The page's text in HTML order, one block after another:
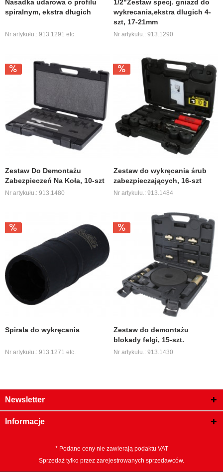
Nasadka udarowa o profilu
spiralnym, ekstra długich
Nr artykułu.: 913.1291 etc.
1/2"Zestaw specj. gniazd do
wykrecania,ekstra dlugich 4-
szt, 17-21mm
Nr artykułu.: 913.1290
Zestaw Do Demontażu
Zabezpieczeń Na Koła, 10-szt
Nr artykułu.: 913.1480
Zestaw do wykręcania śrub
zabezpieczających, 16-szt
Nr artykułu.: 913.1484
Spirala do wykręcania
Nr artykułu.: 913.1271 etc.
Zestaw do demontażu
blokady felgi, 15-szt.
Nr artykułu.: 913.1430
Newsletter
Informacje
* Podane ceny nie zawierają podaktu VAT
Sprzedaż tylko przez zarejestrowanych sprzedawców.